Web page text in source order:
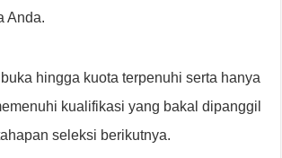
Anda.
hingga kuota terpenuhi serta hanya
kualifikasi yang bakal dipanggil
seleksi berikutnya.